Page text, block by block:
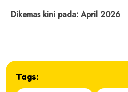
Dikemas kini pada: April 2026
Tags: